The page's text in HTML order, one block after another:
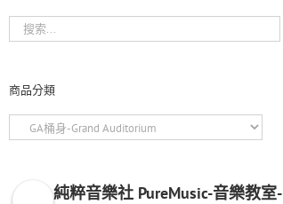
商品分類
純粹音樂社 PureMusic-音樂教室-